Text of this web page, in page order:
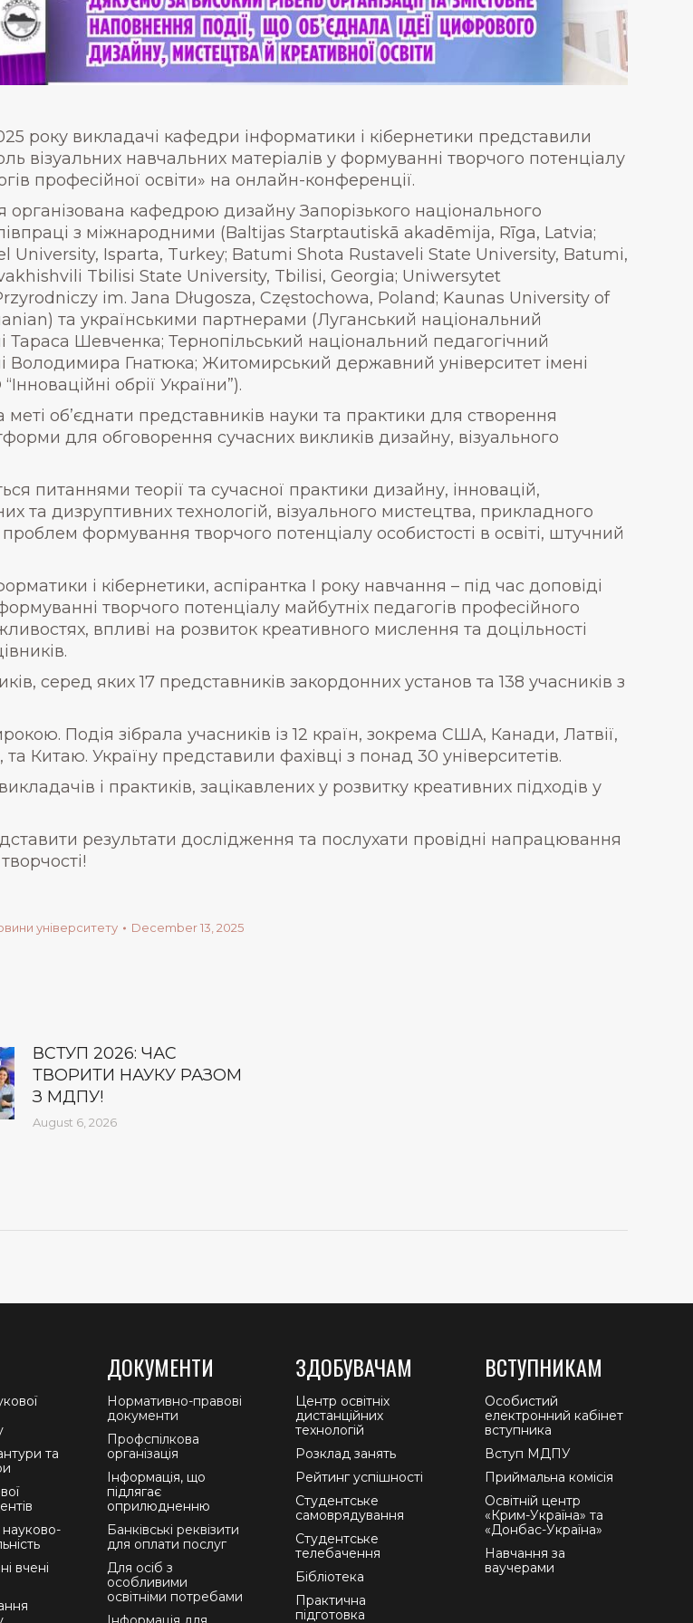
року викладачі кафедри інформатики і кібернетики представили
візуальних навчальних матеріалів у формуванні творчого потенціалу
професійної освіти» на онлайн-конференції.
організована кафедрою дизайну Запорізького національного
з міжнародними (Baltijas Starptautiskā akadēmija, Rīga, Latvia;
University, Isparta, Turkey; Batumi Shota Rustaveli State University, Batumi,
Tbilisi State University, Tbilisi, Georgia; Uniwersytet
im. Jana Długosza, Częstochowa, Poland; Kaunas University of
та українськими партнерами (Луганський національний
Тараса Шевченка; Тернопільський національний педагогічний
Володимира Гнатюка; Житомирський державний університет імені
обрії України”).
меті об’єднати представників науки та практики для створення
для обговорення сучасних викликів дизайну, візуального
питаннями теорії та сучасної практики дизайну, інновацій,
та дизруптивних технологій, візуального мистецтва, прикладного
формування творчого потенціалу особистості в освіті, штучний
і кібернетики, аспірантка І року навчання – під час доповіді
творчого потенціалу майбутніх педагогів професійного
впливі на розвиток креативного мислення та доцільності
серед яких 17 представників закордонних установ та 138 учасників з
Подія зібрала учасників із 12 країн, зокрема США, Канади, Латвії,
та Китаю. Україну представили фахівці з понад 30 університетів.
і практиків, зацікавлених у розвитку креативних підходів у
результати дослідження та послухати провідні напрацювання
університету December 13, 2025
ВСТУП 2026: ЧАС
ТВОРИТИ НАУКУ РАЗОМ
З МДПУ!
August 6, 2026
та
науково-
вчені
ДОКУМЕНТИ
Нормативно-правові
документи
Профспілкова
організація
Інформація, що
підлягає
оприлюдненню
Банківські реквізити
для оплати послуг
Для осіб з
особливими
освітніми потребами
ЗДОБУВАЧАМ
Центр освітніх
дистанційних
технологій
Розклад занять
Рейтинг успішності
Студентське
самоврядування
Студентське
телебачення
Бібліотека
Практична
підготовка
ВСТУПНИКАМ
Особистий
електронний кабінет
вступника
Вступ МДПУ
Приймальна комісія
Освітній центр
«Крим-Україна» та
«Донбас-Україна»
Навчання за
ваучерами